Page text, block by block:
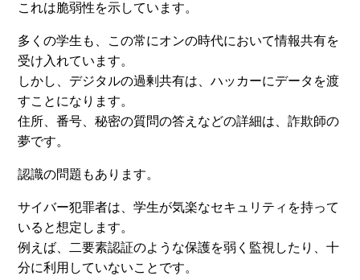
これは脆弱性を示しています。
多くの学生も、この常にオンの時代において情報共有を
受け入れています。
しかし、デジタルの過剰共有は、ハッカーにデータを渡
すことになります。
住所、番号、秘密の質問の答えなどの詳細は、詐欺師の
夢です。
認識の問題もあります。
サイバー犯罪者は、学生が気楽なセキュリティを持って
いると想定します。
例えば、二要素認証のような保護を弱く監視したり、十
分に利用していないことです。